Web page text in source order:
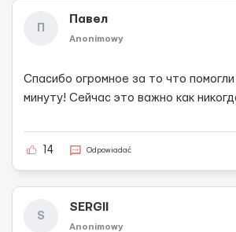
П
Павел
Anonimowy
Спасибо огромное за то что
минуту! Сейчас это важно как
14 Odpowiadać
S
SERGII
Anonimowy